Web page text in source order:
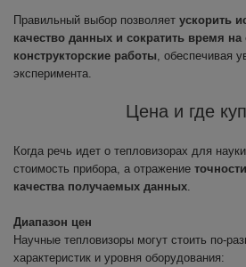
Правильный выбор позволяет ускорить
качество данных и сократить время
конструкторские работы, обеспечивая
эксперимента.
Цена и где
Когда речь идет о тепловизорах для
стоимость прибора, а отражение
качества получаемых данных.
Диапазон цен
Научные тепловизоры могут стоить по-
характеристик и уровня оборудования: